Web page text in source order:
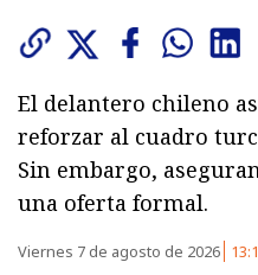
El delantero chileno
reforzar al cuadro
Sin embargo,
una oferta formal.
Viernes 7 de agosto de 2026